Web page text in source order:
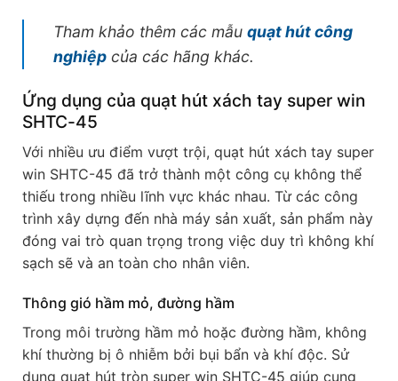
Tham khảo thêm các mẫu quạt hút công
nghiệp của các hãng khác.
Ứng dụng của quạt hút xách tay super win
SHTC-45
Với nhiều ưu điểm vượt trội, quạt hút xách tay super
win SHTC-45 đã trở thành một công cụ không thể
thiếu trong nhiều lĩnh vực khác nhau. Từ các công
trình xây dựng đến nhà máy sản xuất, sản phẩm này
đóng vai trò quan trọng trong việc duy trì không khí
sạch sẽ và an toàn cho nhân viên.
Thông gió hầm mỏ, đường hầm
Trong môi trường hầm mỏ hoặc đường hầm, không
khí thường bị ô nhiễm bởi bụi bẩn và khí độc. Sử
dụng quạt hút tròn super win SHTC-45 giúp cung